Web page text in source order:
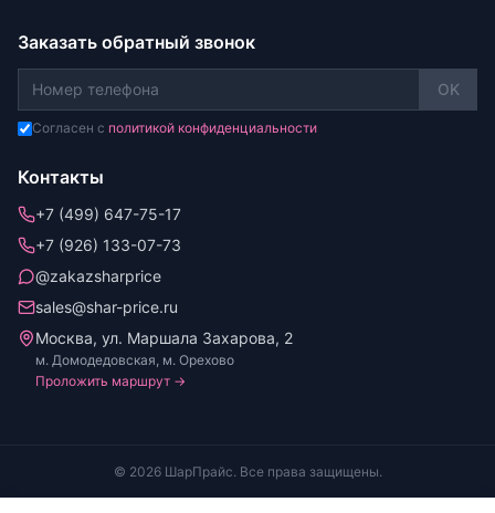
Заказать обратный звонок
OK
Согласен с политикой конфиденциальности
Контакты
+7 (499) 647-75-17
+7 (926) 133-07-73
@zakazsharprice
sales@shar-price.ru
Москва, ул. Маршала Захарова, 2
м. Домодедовская, м. Орехово
Проложить маршрут →
© 2026 ШарПрайс. Все права защищены.